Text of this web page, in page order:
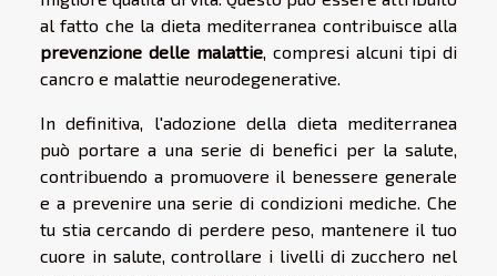
al fatto che la dieta mediterranea contribuisce alla
prevenzione delle malattie , compresi alcuni tipi di
cancro e malattie neurodegenerative.
In definitiva, l'adozione della dieta mediterranea
può portare a una serie di benefici per la salute,
contribuendo a promuovere il benessere generale
e a prevenire una serie di condizioni mediche. Che
tu stia cercando di perdere peso, mantenere il tuo
cuore in salute, controllare i livelli di zucchero nel